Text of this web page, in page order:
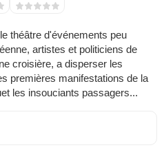
théâtre d'événements peu
artistes et politiciens de
croisière, a disperser les
premières manifestations de la
les insouciants passagers...